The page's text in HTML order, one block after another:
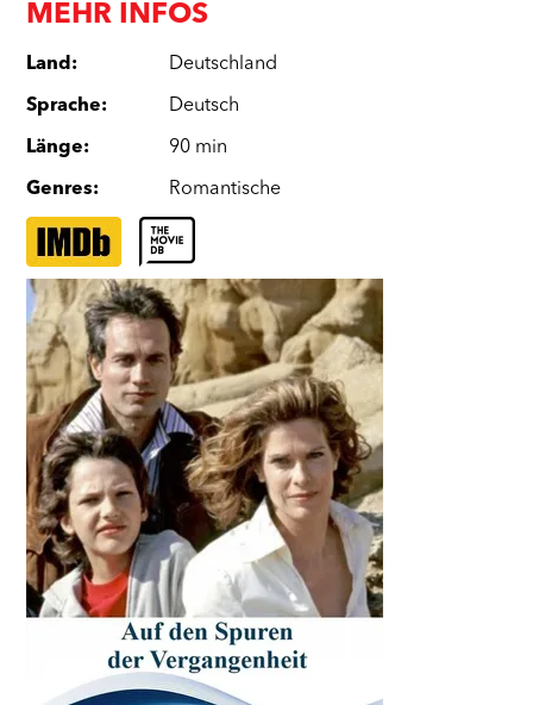
MEHR INFOS
Land: Deutschland
Sprache: Deutsch
Länge: 90 min
Genres: Romantische